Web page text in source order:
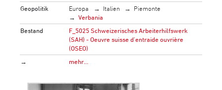
Geopolitik
Europa Italien
Piemonte
Verbania
Bestand
F_5025 Schweizerisches Arbeiterhilfswerk
(SAH) - Oeuvre suisse d'entraide ouvrière
(OSEO)
→
mehr…